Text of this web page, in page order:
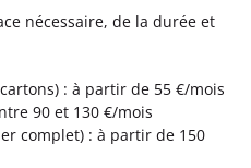
nécessaire, de la durée et
: à partir de 55 €/mois
90 et 130 €/mois
complet) : à partir de 150